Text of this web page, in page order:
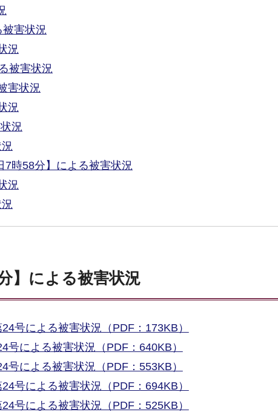
害状況
況
被害状況
害状況
況
況
7時58分】による被害状況
況
】による被害状況
号による被害状況（PDF：173KB）
による被害状況（PDF：640KB）
による被害状況（PDF：553KB）
号による被害状況（PDF：694KB）
号による被害状況（PDF：525KB）